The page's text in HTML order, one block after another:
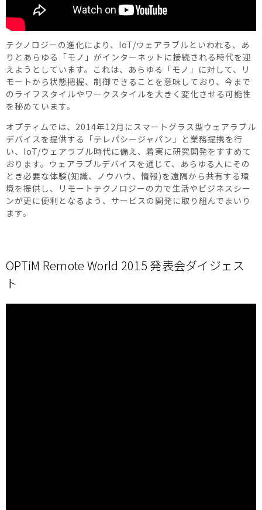
テクノロジーの進化により、IoT/ウェアラブルといわれる、あ
りとあらゆる「モノ」がインターネットに接続される時代を迎
えようとしています。これは、あらゆる「モノ」に対して、リ
モートから状態把握、制御できることを意味しており、今まで
のライフスタイルやワークスタイルを大きく変化させる可能性
を秘めています。
オプティムでは、2014年12月にスマートグラス型ウェアラブル
デバイスを提供する「テレパシージャパン」と業務提携を行
い、IoT/ウェアラブル時代に備え、着実に研究開発をすすめて
おります。ウェアラブルデバイスを通じて、あらゆる人にその
とき必要な体験(知識、ノウハウ、情報)を遠隔から共有する環
境を提供し、リモートテクノロジーの力で生活やビジネスシー
ンが更に便利となるよう、サービスの開発に取り組んでまいり
ます。
OPTiM Remote World 2015 発表会ダイジェス
ト